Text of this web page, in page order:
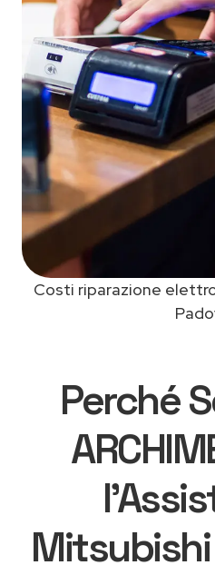
Costi riparazione
Perché